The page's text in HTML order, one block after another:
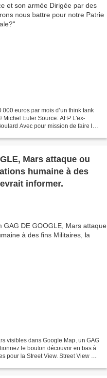
000 euros par mois d’un think tank
Euler Source: AFP L'ex-
Avec pour mission de faire la
Mars attaque ou
humaine à des
informer.
visibles dans Google Map, un GAG
le bouton découvrir en bas à
pour la Street View. Street View de